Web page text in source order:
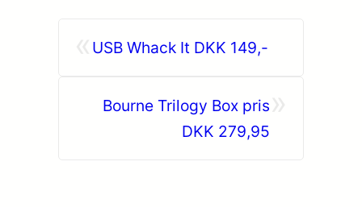
USB Whack It DKK 149,-
Bourne Trilogy Box pris
DKK 279,95